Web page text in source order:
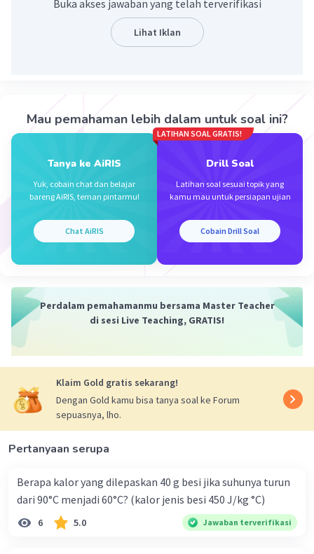
Beri Rating· 0 ) Balas
Iklan Balas
Buka akses jawaban yang telah terverifikasi
Lihat Iklan
Mau pemahaman lebih dalam untuk soal ini?
Tanya ke AiRIS
Yuk, cobain chat dan belajar
bareng AiRIS, teman pintarmu!
Chat AiRIS
LATIHAN SOAL GRATIS!
Drill Soal
Latihan soal sesuai topik yang
kamu mau untuk persiapan ujian
Cobain Drill Soal
Perdalam pemahamanmu bersama Master Teacher
di sesi Live Teaching, GRATIS!
Klaim Gold gratis sekarang!
Dengan Gold kamu bisa tanya soal ke Forum
sepuasnya, lho.
Pertanyaan serupa
Berapa kalor yang dilepaskan 40 g besi jika suhunya turun
dari 90°C menjadi 60°C? (kalor jenis besi 450 J/kg °C)
6 5.0 Jawaban terverifikasi